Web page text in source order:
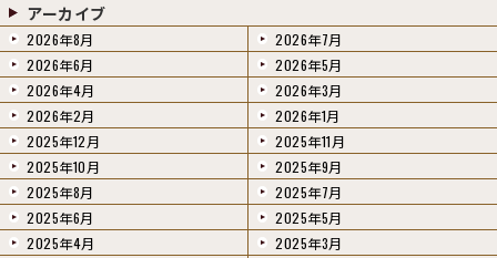
アーカイブ
2026年8月
2026年7月
2026年6月
2026年5月
2026年4月
2026年3月
2026年2月
2026年1月
2025年12月
2025年11月
2025年10月
2025年9月
2025年8月
2025年7月
2025年6月
2025年5月
2025年4月
2025年3月